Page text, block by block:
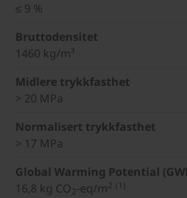
≤ 9 %
Bruttodensitet
1460 kg/m³
Midlere trykkfasthet
> 20 MPa
Normalisert trykkfasthet
> 17 MPa
Global Warming Potential
16,8 kg CO2-eq/m2 (1)